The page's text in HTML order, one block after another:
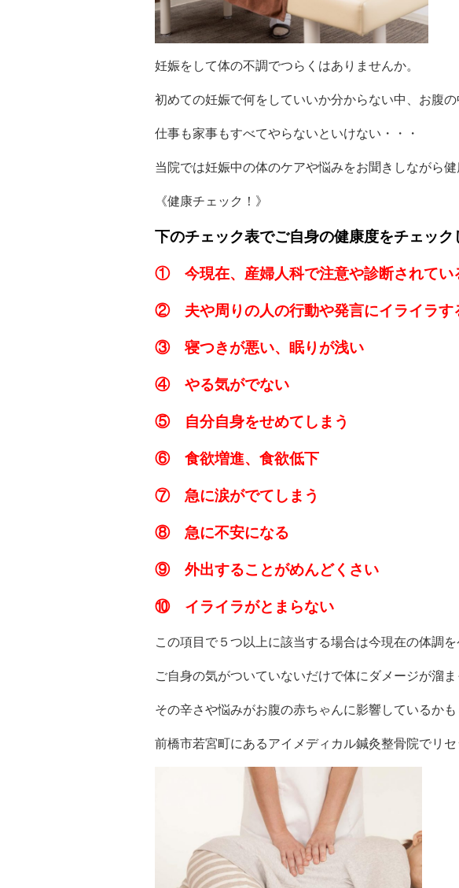
妊娠をして体の不調でつらくはありませんか。
初めての妊娠で何をしていいか分からない中、お腹
仕事も家事もすべてやらないといけない・・・
当院では妊娠中の体のケアや悩みをお聞きしながら
《健康チェック！》
下のチェック表でご自身の健康度をチェック
① 今現在、産婦人科で注意や診断されてい
② 夫や周りの人の行動や発言にイライラす
③ 寝つきが悪い、眠りが浅い
④ やる気がでない
⑤ 自分自身をせめてしまう
⑥ 食欲増進、食欲低下
⑦ 急に涙がでてしまう
⑧ 急に不安になる
⑨ 外出することがめんどくさい
⑩ イライラがとまらない
この項目で５つ以上に該当する場合は今現在の体調
ご自身の気がついていないだけで体にダメージが溜ま
その辛さや悩みがお腹の赤ちゃんに影響しているかも
前橋市若宮町にあるアイメディカル鍼灸整骨院でリセ